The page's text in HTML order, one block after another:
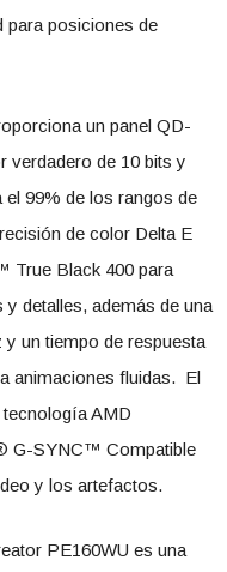
para posiciones de
un panel QD-
verdadero de 10 bits y
99% de los rangos de
de color Delta E
True Black 400 para
detalles, además de una
un tiempo de respuesta
animaciones fluidas. El
AMD
G-SYNC™ Compatible
y los artefactos.
PE160WU es una